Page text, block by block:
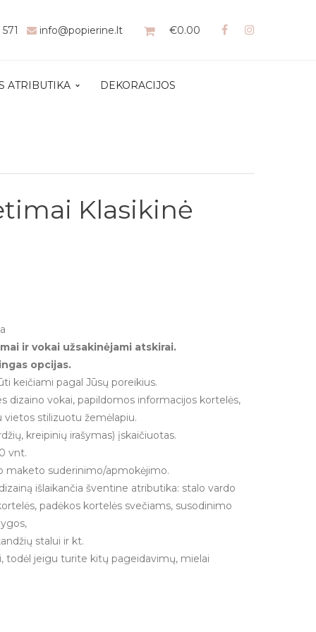
571 info@popierine.lt €0.00
ATRIBUTIKA DEKORACIJOS
Klasikinė
ir vokai užsakinėjami atskirai.
opcijas.
keičiami pagal Jūsų poreikius.
dizaino vokai, papildomos informacijos kortelės,
vietos stilizuotu žemėlapiu.
kreipinių irašymas) įskaičiuotas.
vnt.
maketo suderinimo/apmokėjimo.
išlaikančia šventine atributika: stalo vardo
padėkos kortelės svečiams, susodinimo
stalui ir kt.
todėl jeigu turite kitų pageidavimų, mielai